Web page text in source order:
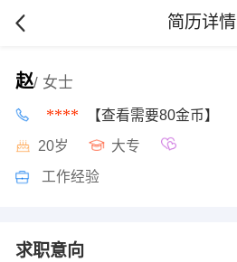
简历详情
赵/ 女士
**** 【查看需要80金币】
20岁 大专
工作经验
求职意向